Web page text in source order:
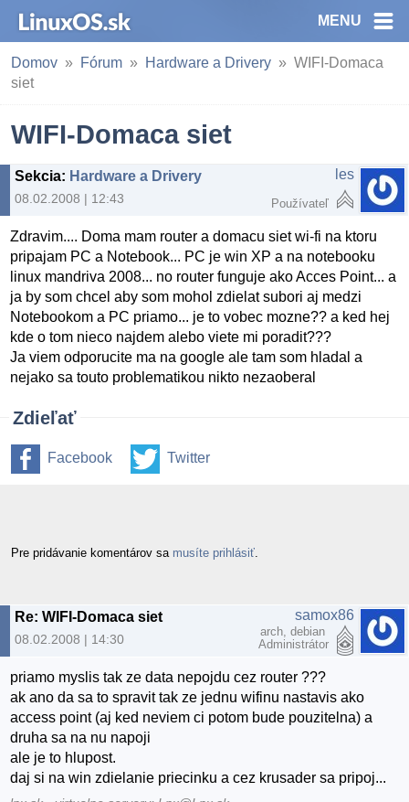
MENU
Domov Fórum Hardware a Drivery
WIFI-Domaca
siet
WIFI-Domaca siet
Sekcia: Hardware a Drivery
08.02.2008 | 12:43
les
Používateľ
Zdravim.... Doma mam router a domacu siet wi-fi na ktoru
pripajam PC a Notebook... PC je win XP a na notebooku
linux mandriva 2008... no router funguje ako Acces Point... a
ja by som chcel aby som mohol zdielat subori aj medzi
Notebookom a PC priamo... je to vobec mozne?? a ked hej
kde o tom nieco najdem alebo viete mi poradit???
Ja viem odporucite ma na google ale tam som hladal a
nejako sa touto problematikou nikto nezaoberal
Zdieľať
Facebook Twitter
Pre pridávanie komentárov sa musíte prihlásiť
Re: WIFI-Domaca siet
08.02.2008 | 14:30
samox86
arch, debian
Administrátor
priamo myslis tak ze data nepojdu cez router ???
ak ano da sa to spravit tak ze jednu wifinu nastavis ako
access point (aj ked neviem ci potom bude pouzitelna) a
druha sa na nu napoji
ale je to hlupost.
daj si na win zdielanie priecinku a cez krusader sa pripoj...